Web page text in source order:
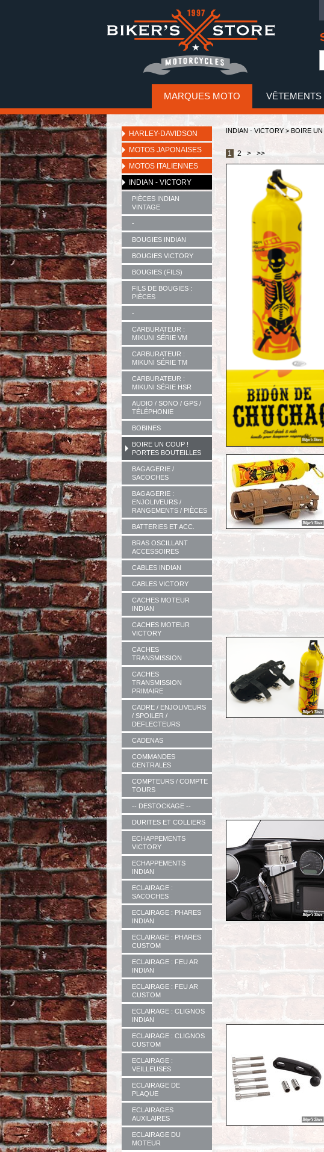
MARQUES MOTO
HARLEY-DAVIDSON
MOTOS JAPONAISES
MOTOS ITALIENNES
INDIAN - VICTORY
PIÈCES INDIAN
VINTAGE
-
BOUGIES INDIAN
BOUGIES VICTORY
BOUGIES (FILS)
FILS DE BOUGIES :
PIÈCES
-
CARBURATEUR :
MIKUNI SÉRIE VM
CARBURATEUR :
MIKUNI SÉRIE TM
CARBURATEUR :
MIKUNI SÉRIE HSR
AUDIO / SONO / GPS /
TÉLÉPHONIE
BOBINES
BOIRE UN COUP !
PORTES BOUTEILLES
BAGAGERIE /
SACOCHES
BAGAGERIE :
ENJOLIVEURS /
RANGEMENTS / PIÈCES
BATTERIES ET ACC.
BRAS OSCILLANT
ACCESSOIRES
CABLES INDIAN
CABLES VICTORY
CACHES MOTEUR
INDIAN
CACHES MOTEUR
VICTORY
CACHES
TRANSMISSION
CACHES
TRANSMISSION
PRIMAIRE
CADRE / ENJOLIVEURS
/ SPOILER /
DEFLECTEURS
CADENAS
COMMANDES
CENTRALES
COMPTEURS / COMPTE
TOURS
-- DESTOCKAGE --
DURITES ET COLLIERS
ECHAPPEMENTS
VICTORY
ECHAPPEMENTS
INDIAN
ECLAIRAGE :
SACOCHES
ECLAIRAGE : PHARES
INDIAN
ECLAIRAGE : PHARES
CUSTOM
ECLAIRAGE : FEU AR
INDIAN
ECLAIRAGE : FEU AR
CUSTOM
ECLAIRAGE : CLIGNOS
INDIAN
ECLAIRAGE : CLIGNOS
CUSTOM
ECLAIRAGE :
VEILLEUSES
ECLAIRAGE DE
PLAQUE
ECLAIRAGES
AUXILAIRES
ECLAIRAGE DU
MOTEUR
INDIAN - VICTORY > BOIRE
1 2 > >>